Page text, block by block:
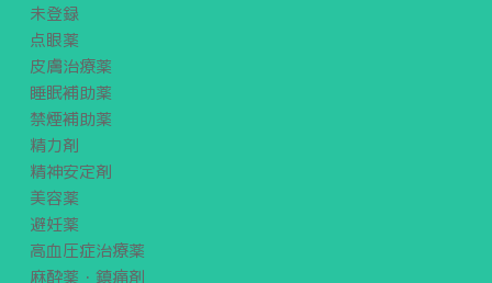
未登録
点眼薬
皮膚治療薬
睡眠補助薬
禁煙補助薬
精力剤
精神安定剤
美容薬
避妊薬
高血圧症治療薬
麻酔薬・鎮痛剤